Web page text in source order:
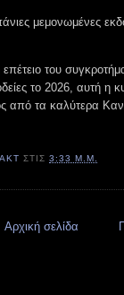
μεμονωμένες
του
το 2026, αυτή η
από τα καλύτερα
ΣΤΙΣ3:33 Μ.Μ.
Αρχική σελίδα